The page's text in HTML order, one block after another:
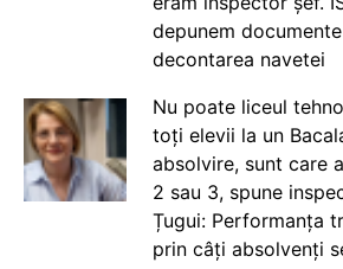
depunem
decontarea navetei
Nu poate liceul
toți elevii la un
absolvire, sunt care
2 sau 3, spune
Țugui: Performanța
prin câți absolvenți